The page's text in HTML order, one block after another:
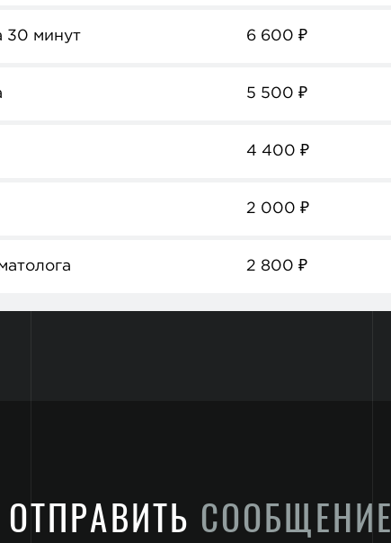
30 минут 6 600 ₽
5 500 ₽
4 400 ₽
2 000 ₽
2 800 ₽
ОТПРАВИТЬ СООБЩЕНИЕ